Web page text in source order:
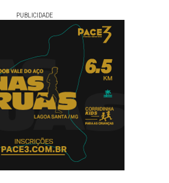
PUBLICIDADE